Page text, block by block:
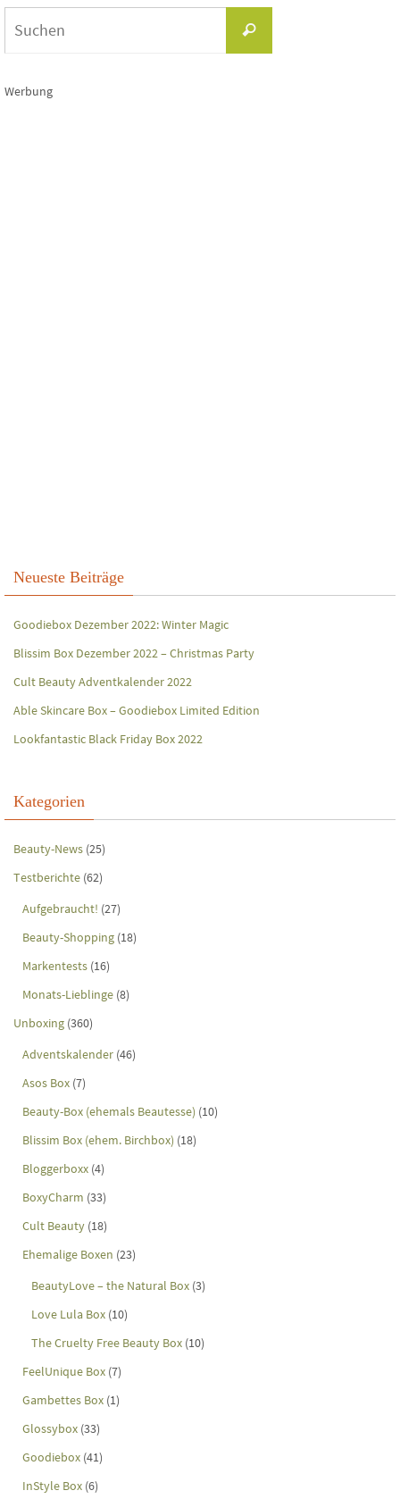
Suchen
Werbung
Neueste Beiträge
Goodiebox Dezember 2022: Winter Magic
Blissim Box Dezember 2022 – Christmas Party
Cult Beauty Adventkalender 2022
Able Skincare Box – Goodiebox Limited Edition
Lookfantastic Black Friday Box 2022
Kategorien
Beauty-News (25)
Testberichte (62)
Aufgebraucht! (27)
Beauty-Shopping (18)
Markentests (16)
Monats-Lieblinge (8)
Unboxing (360)
Adventskalender (46)
Asos Box (7)
Beauty-Box (ehemals Beautesse) (10)
Blissim Box (ehem. Birchbox) (18)
Bloggerboxx (4)
BoxyCharm (33)
Cult Beauty (18)
Ehemalige Boxen (23)
BeautyLove – the Natural Box (3)
Love Lula Box (10)
The Cruelty Free Beauty Box (10)
FeelUnique Box (7)
Gambettes Box (1)
Glossybox (33)
Goodiebox (41)
InStyle Box (6)